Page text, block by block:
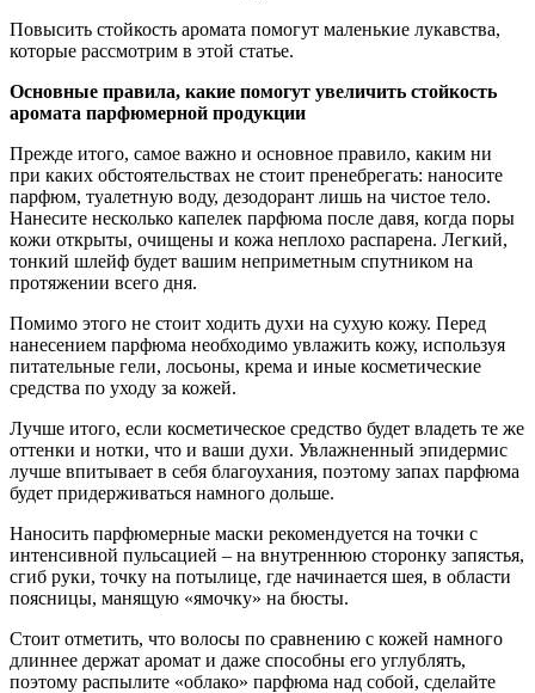
Повысить стойкость аромата помогут маленькие лукавства,
которые рассмотрим в этой статье.
Основные правила, какие помогут увеличить стойкость
аромата парфюмерной продукции
Прежде итого, самое важно и основное правило, каким ни
при каких обстоятельствах не стоит пренебрегать: наносите
парфюм, туалетную воду, дезодорант лишь на чистое тело.
Нанесите несколько капелек парфюма после давя, когда поры
кожи открыты, очищены и кожа неплохо распарена. Легкий,
тонкий шлейф будет вашим неприметным спутником на
протяжении всего дня.
Помимо этого не стоит ходить духи на сухую кожу. Перед
нанесением парфюма необходимо увлажить кожу, используя
питательные гели, лосьоны, крема и иные косметические
средства по уходу за кожей.
Лучше итого, если косметическое средство будет владеть те же
оттенки и нотки, что и ваши духи. Увлажненный эпидермис
лучше впитывает в себя благоухания, поэтому запах парфюма
будет придерживаться намного дольше.
Наносить парфюмерные маски рекомендуется на точки с
интенсивной пульсацией – на внутреннюю сторонку запястья,
сгиб руки, точку на потылице, где начинается шея, в области
поясницы, манящую «ямочку» на бюсты.
Стоит отметить, что волосы по сравнению с кожей намного
длиннее держат аромат и даже способны его углублять,
поэтому распылите «облако» парфюма над собой, сделайте